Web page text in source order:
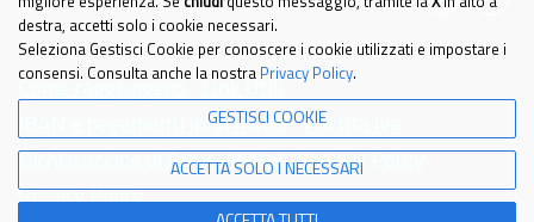
IBAN e pagamenti informatici
Partita Iva
Dichiarazione di Accessibilita'
Cookies Policy
Privacy Policy
destra, accetti solo i cookie necessari.
Seleziona Gestisci Cookie per conoscere i cookie utilizzati e impostare i
consensi. Consulta anche la nostra Privacy Policy.
GESTISCI COOKIE
ACCETTA SOLO I NECESSARI